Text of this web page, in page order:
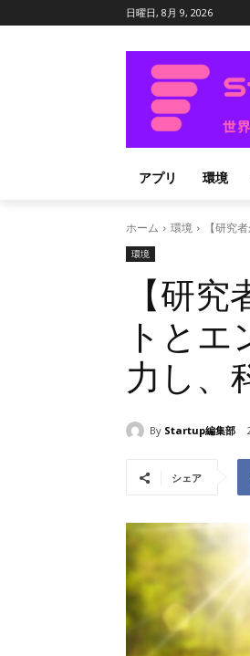
日曜日, 8月 9, 2026
アプリ 環境
ホーム 環境 【研究
環境
【研
トと
力し、
By Startup編集部
シェア